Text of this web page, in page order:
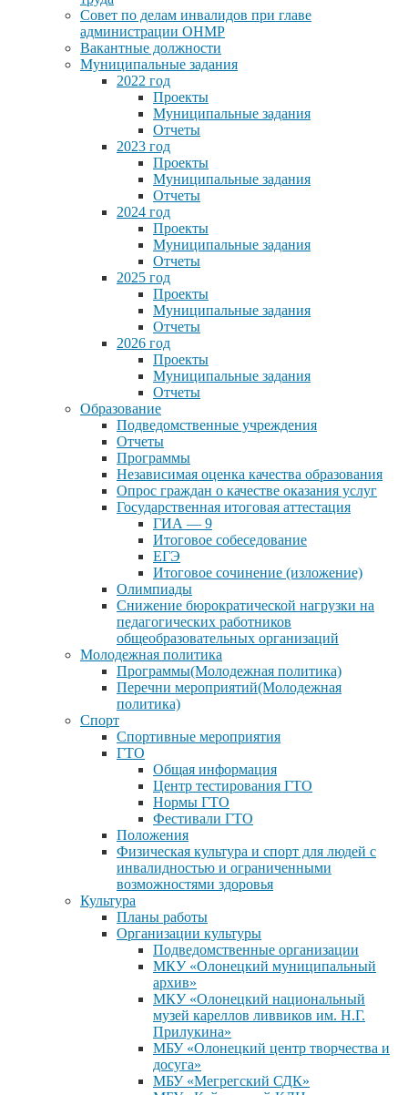
Совет по делам инвалидов при главе
администрации ОНМР
Вакантные должности
Муниципальные задания
2022 год
Проекты
Муниципальные задания
Отчеты
2023 год
Проекты
Муниципальные задания
Отчеты
2024 год
Проекты
Муниципальные задания
Отчеты
2025 год
Проекты
Муниципальные задания
Отчеты
2026 год
Проекты
Муниципальные задания
Отчеты
Образование
Подведомственные учреждения
Отчеты
Программы
Независимая оценка качества образования
Опрос граждан о качестве оказания услуг
Государственная итоговая аттестация
ГИА — 9
Итоговое собеседование
ЕГЭ
Итоговое сочинение (изложение)
Олимпиады
Снижение бюрократической нагрузки на
педагогических работников
общеобразовательных организаций
Молодежная политика
Программы(Молодежная политика)
Перечни мероприятий(Молодежная
политика)
Спорт
Спортивные мероприятия
ГТО
Общая информация
Центр тестирования ГТО
Нормы ГТО
Фестивали ГТО
Положения
Физическая культура и спорт для людей с
инвалидностью и ограниченными
возможностями здоровья
Культура
Планы работы
Организации культуры
Подведомственные организации
МКУ «Олонецкий муниципальный
архив»
МКУ «Олонецкий национальный
музей кареллов ливвиков им. Н.Г.
Прилукина»
МБУ «Олонецкий центр творчества и
досуга»
МБУ «Мегрегский СДК»